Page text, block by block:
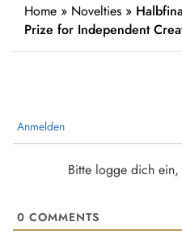
Home » Novelties »
Prize for Independent
Anmelden
Bitte logge dich ein,
0 COMMENTS